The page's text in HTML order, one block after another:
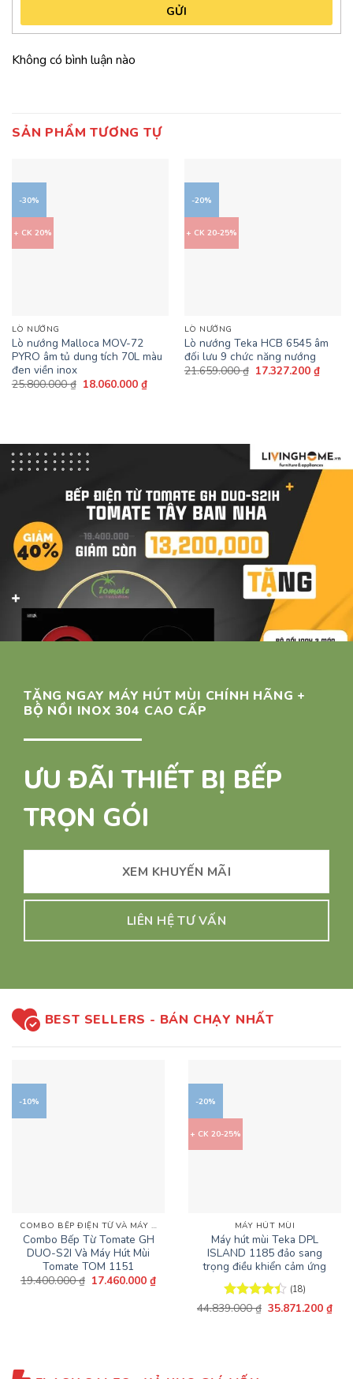
GỬI
Không có bình luận nào
SẢN PHẨM TƯƠNG TỰ
-30%
+ CK 20%
LÒ NƯỚNG
Lò nướng Malloca MOV-72
PYRO âm tủ dung tích 70L màu
đen viền inox
25.800.000₫ Giá
18.060.000 ₫Giá
hiện
-20%
+ CK 20-25%
LÒ NƯỚNG
Lò nướng Teka HCB 6545 âm
đối lưu 9 chức năng nướng
21.659.000₫ Giá
17.327.200 ₫Giá
hiện
TẶNG NGAY MÁY HÚT MÙI CHÍNH HÃNG +
BỘ NỒI INOX 304 CAO CẤP
ƯU ĐÃI THIẾT BỊ BẾP
TRỌN GÓI
XEM KHUYẾN MÃI
LIÊN HỆ TƯ VẤN
BEST SELLERS - BÁN CHẠY NHẤT
-10%
COMBO BẾP ĐIỆN TỪ VÀ MÁY HÚT MÙI HẤP DẪN
Combo Bếp Từ Tomate GH
DUO-S2I Và Máy Hút Mùi
Tomate TOM 1151
19.400.000₫ Giá
17.460.000₫Giá
-20%
+ CK 20-25%
MÁY HÚT MÙI
Máy hút mùi Teka DPL
ISLAND 1185 đảo sang
trọng điều khiển cảm ứng
Được xếp
(18)
44.839.000₫ Giá
35.871.200₫Giá